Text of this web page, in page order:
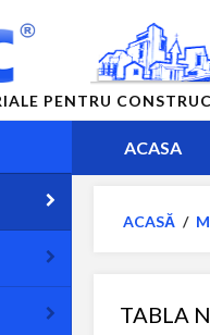
PENTRU
ACASA
ACASĂ /
TABLA